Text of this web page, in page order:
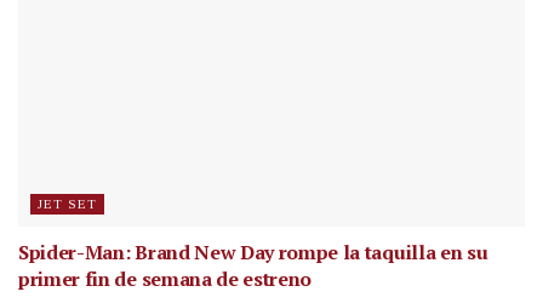
JET SET
Spider-Man: Brand New Day rompe la taquilla en su
primer fin de semana de estreno